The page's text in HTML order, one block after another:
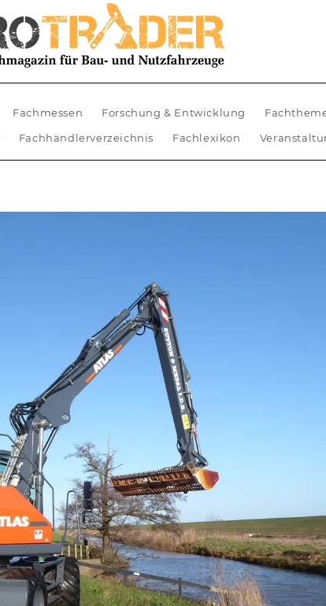
Fachmessen Forschung & Entwicklung
Fachhändlerverzeichnis Fachlexikon